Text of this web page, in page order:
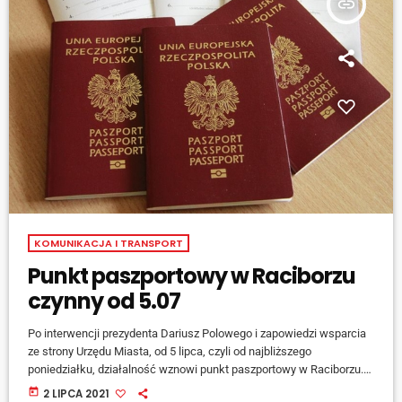
insert_link
KOMUNIKACJA I TRANSPORT
Punkt paszportowy w Raciborzu
czynny od 5.07
Po interwencji prezydenta Dariusz Polowego i zapowiedzi wsparcia
ze strony Urzędu Miasta, od 5 lipca, czyli od najbliższego
poniedziałku, działalność wznowi punkt paszportowy w Raciborzu.
Przypomnijmy, wcześniej nadzorujący punkt Urząd Wojewódzki
today 2 LIPCA 2021